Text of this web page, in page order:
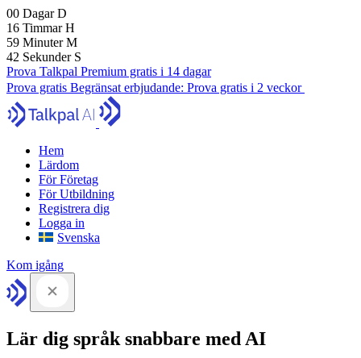
00 DagarD
16 TimmarH
59 MinuterM
41 Sekunder S
Prova Talkpal Premium gratis i 14 dagar
Prova gratis Begränsat erbjudande: Prova gratis i 2 veckor
Hem
Lärdom
För Företag
För Utbildning
Registrera dig
Logga in
Svenska
Kom igång
Lär dig språk snabbare med AI